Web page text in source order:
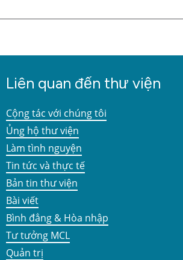
Liên quan đến thư viện
Cộng tác với chúng tôi
Ủng hộ thư viện
Làm tình nguyện
Tin tức và thực tế
Bản tin thư viện
Bài viết
Bình đẳng & Hòa nhập
Tư tưởng MCL
Quản trị